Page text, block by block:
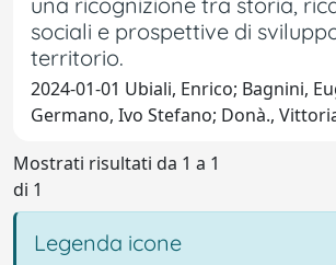
sociali e prospettive di
territorio.
2024-01-01 Ubiali, Enrico; Bagnini,
Germano, Ivo Stefano; Donà.,
Mostrati risultati da 1 a 1
di 1
Legenda icone